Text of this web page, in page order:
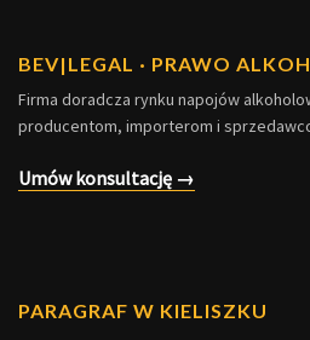
BEV| LEGAL · PRAWO
Firma doradcza rynku napojów
producentom, importerom i
Umów konsultację →
PARAGRAF W KIELISZKU